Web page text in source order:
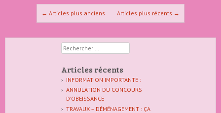
Naviguer dans les articles
← Articles plus anciens Articles plus récents →
Rechercher
Articles récents
INFORMATION IMPORTANTE :
ANNULATION DU CONCOURS
D’OBEISSANCE
TRAVAUX – DÉMÉNAGEMENT : ÇA